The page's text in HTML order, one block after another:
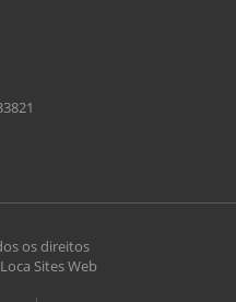
os direitos
Sites Web